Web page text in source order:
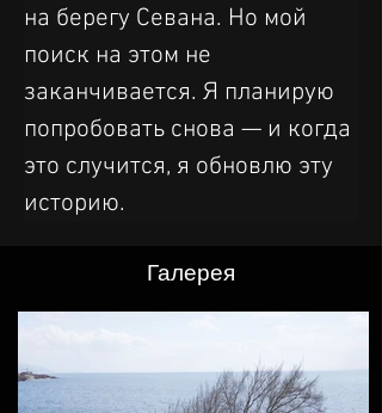
на берегу Севана. Но мой
поиск на этом не
заканчивается. Я планирую
попробовать снова — и когда
это случится, я обновлю эту
историю.
Галерея